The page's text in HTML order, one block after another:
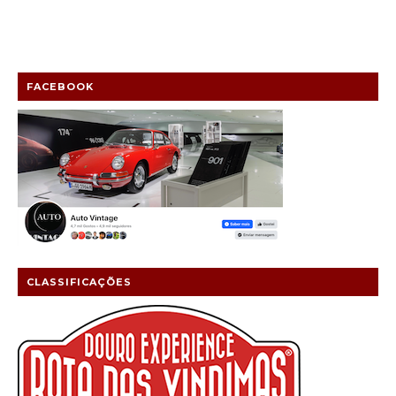
FACEBOOK
CLASSIFICAÇÕES